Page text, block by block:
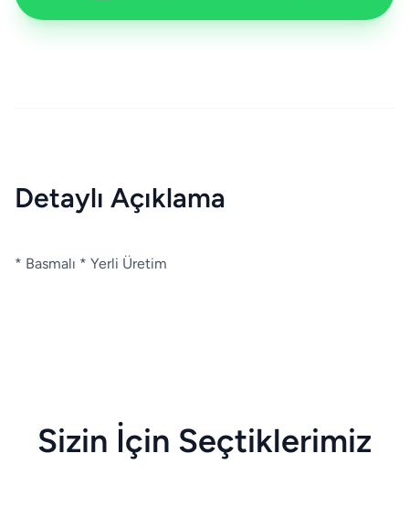
Detaylı Açıklama
* Basmalı * Yerli Üretim
Sizin İçin Seçtiklerimiz